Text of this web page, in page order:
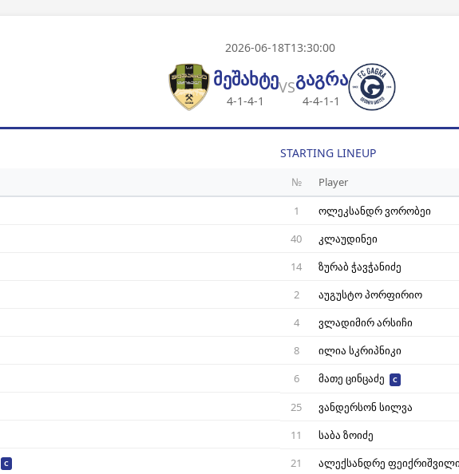
2026-06-18T13:30:00
მეშახტე
4-1-4-1
VSგაგრა
4-4-1-1
C
STARTING LINEUP
№
Player
1
ოლეკსანდრ ვორობეი
40
კლაუდინეი
14
ზურაბ ჭავჭანიძე
2
აუგუსტო პორფირიო
4
ვლადიმირ არსიჩი
8
ილია სკრიპნიკი
6
მათე ცინცაძე C
25
ვანდერსონ სილვა
11
საბა ზოიძე
21
ალექსანდრე